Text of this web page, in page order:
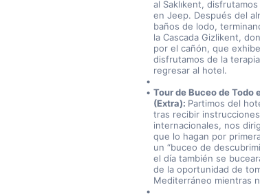
al Saklıkent,
en Jeep. Después del
baños de lodo,
la Cascada Gizlikent,
por el cañón, que
disfrutamos de la
regresar al hotel.
Tour de Buceo de Todo
(Extra): Partimos del
tras recibir
internacionales, nos
que lo hagan por
un “buceo de
el día también se
de la oportunidad de
Mediterráneo mientras